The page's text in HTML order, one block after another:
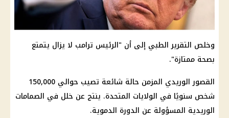
وخلص التقرير الطبي إلى أن "الرئيس ترامب لا يزال يتمتع
بصحة ممتازة".
القصور الوريدي المزمن حالة شائعة تصيب حوالي 150,000
شخص سنويًا في الولايات المتحدة. ينتج عن خلل في الصمامات
الوريدية المسؤولة عن الدورة الدموية.